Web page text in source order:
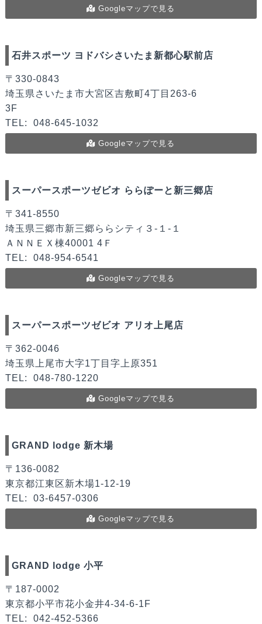
Googleマップで見る
石井スポーツ ヨドバシさいたま新都心駅前店
〒330-0843
埼玉県さいたま市大宮区吉敷町4丁目263-6
3F
TEL:
048-645-1032
Googleマップで見る
スーパースポーツゼビオ ららぽーと新三郷店
〒341-8550
埼玉県三郷市新三郷ららシティ３-１-１
ＡＮＮＥＸ棟40001 4Ｆ
TEL:
048-954-6541
Googleマップで見る
スーパースポーツゼビオ アリオ上尾店
〒362-0046
埼玉県上尾市大字1丁目字上原351
TEL:
048-780-1220
Googleマップで見る
GRAND lodge 新木場
〒136-0082
東京都江東区新木場1-12-19
TEL:
03-6457-0306
Googleマップで見る
GRAND lodge 小平
〒187-0002
東京都小平市花小金井4-34-6-1F
TEL:
042-452-5366